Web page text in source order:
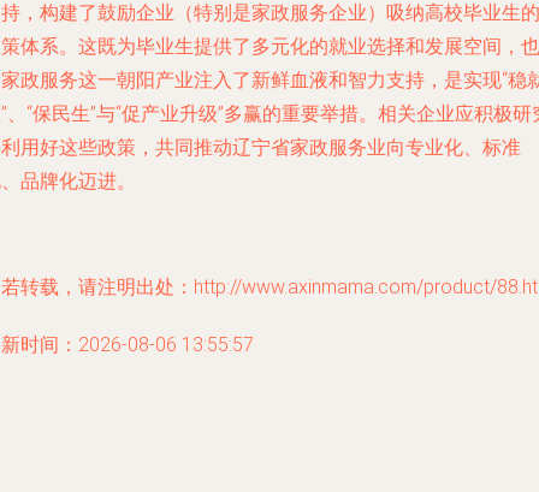
，构建了鼓励企业（特别是家政服务企业）吸纳高校毕业生的
体系。这既为毕业生提供了多元化的就业选择和发展空间，也
政服务这一朝阳产业注入了新鲜血液和智力支持，是实现“稳
、“保民生”与“促产业升级”多赢的重要举措。相关企业应积极研
用好这些政策，共同推动辽宁省家政服务业向专业化、标准
品牌化迈进。
转载，请注明出处：http://www.axinmama.com/product/
时间：2026-08-06 13:55:57